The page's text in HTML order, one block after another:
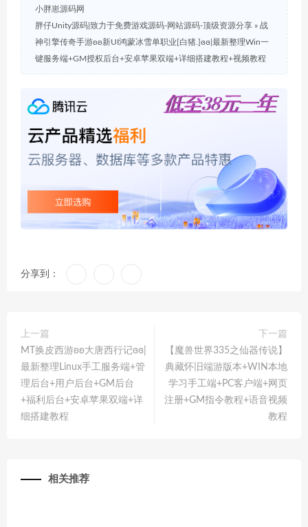
小胖崽源码网
胖仔Unity源码|致力于免费游戏源码-网站源码-顶级资源分享 » 战
神引擎传奇手游ʚʚ新UI鸿蒙冰雪单职业[白猪.]ɞɞ|最新整理Win一
键服务端+GM授权后台+安卓苹果双端+详细搭建教程+视频教程
分享到：
上一篇
MT换皮西游ʚʚ大唐西行记ɞɞ|
最新整理Linux手工服务端+管
理后台+用户后台+GM后台
+福利后台+安卓苹果双端+详
细搭建教程
下一篇
【魔兽世界335之仙器传说】
典藏怀旧端游版本+WIN本地
学习手工端+PC客户端+网页
注册+GM指令教程+语音视频
教程
相关推荐